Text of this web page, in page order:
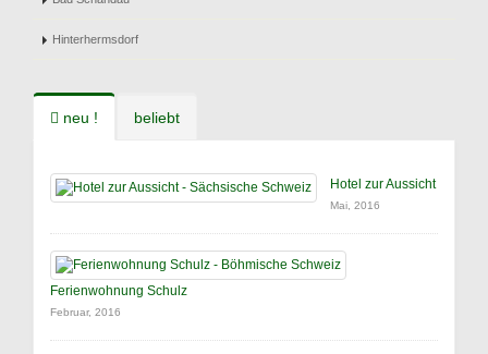
Hinterhermsdorf
neu ! beliebt
Hotel zur Aussicht
Mai, 2016
Ferienwohnung Schulz
Februar, 2016